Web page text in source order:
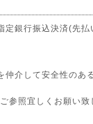
定銀行振込決済(先払
仲介して安全性のあ
参照宜しくお願い致